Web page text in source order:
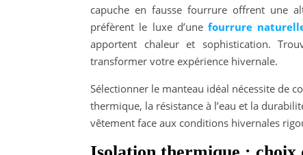
capuche en fausse fourrure offrent une
préfèrent le luxe d’unefourrure
apportent chaleur et sophistication.
transformer votre expérience hivernale.
Sélectionner le manteau idéal nécessite de
thermique, la résistance à l’eau et la
vêtement face aux conditions hivernales